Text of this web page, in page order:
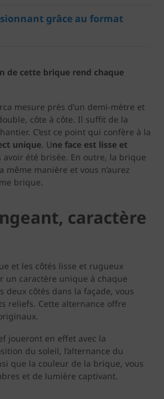
grâce au format
de cette brique rend chaque
mesure près d’un demi-mètre et
côte à côte. Il suffit de la
C’est ce point qui confère à la
unique. Une face est lisse et
avoir été brisée. En outre, la brique
même manière et vous n’aurez
brique.
caractère
et les côtés lisse et rugueux
un caractère unique à chaque
deux côtés dans la façade, vous
reliefs. Cette alternance offre
joueront en effet avec la
du soleil, l’alternance du
que la couleur de la brique, vous
et de lumière captivant.